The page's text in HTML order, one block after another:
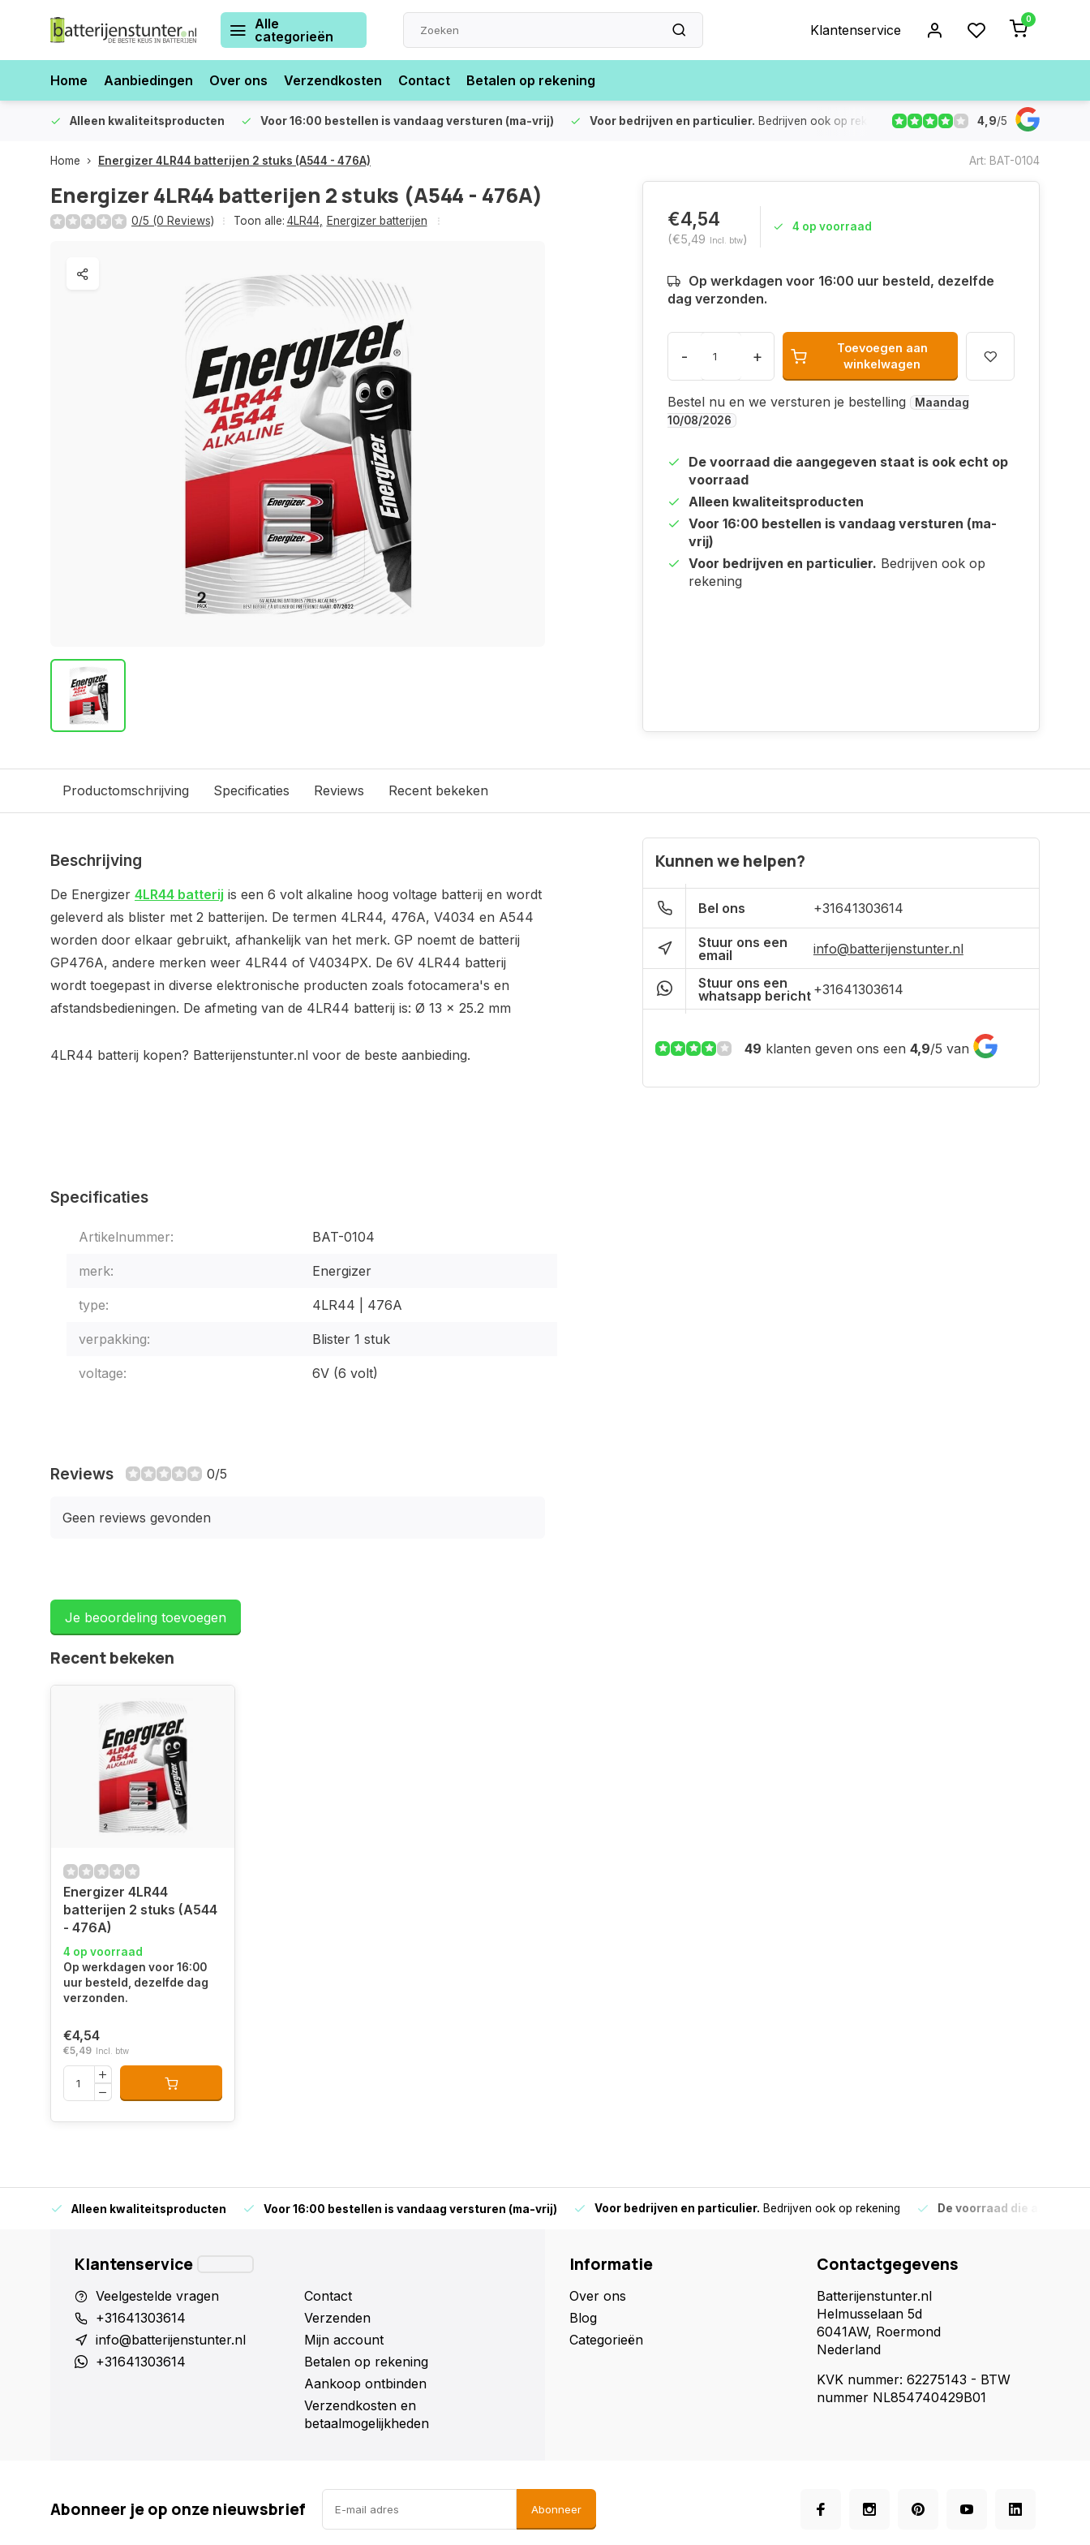
Alle
categorieën
Klantenservice
0
Home Aanbiedingen Over ons Verzendkosten Contact Betalen op rekening
Alleen kwaliteitsproducten Voor 16:00 bestellen is vandaag versturen (ma-vrij) Voor bedrijven en particulier. Bedrijven ook op rekening De voorraad die
4,9/5
Home Energizer 4LR44 batterijen 2 stuks (A544 - 476A) Art: BAT-0104
Energizer 4LR44 batterijen 2 stuks (A544 - 476A)
0/5 (0 Reviews) Toon alle: 4LR44, Energizer batterijen €4,54
(€5,49 Incl. btw)
4 op voorraad
Op werkdagen voor 16:00 uur besteld, dezelfde
dag verzonden.
- +
Toevoegen aan
winkelwagen
Bestel nu en we versturen je bestelling
Maandag
10/08/2026
De voorraad die aangegeven staat is ook echt op
voorraad
Alleen kwaliteitsproducten
Voor 16:00 bestellen is vandaag versturen (ma-
vrij)
Voor bedrijven en particulier. Bedrijven ook op
rekening
Productomschrijving Specificaties Reviews Recent bekeken
Beschrijving
De Energizer 4LR44 batterij is een 6 volt alkaline hoog voltage batterij en wordt
geleverd als blister met 2 batterijen. De termen 4LR44, 476A, V4034 en A544
worden door elkaar gebruikt, afhankelijk van het merk. GP noemt de batterij
GP476A, andere merken weer 4LR44 of V4034PX. De 6V 4LR44 batterij
wordt toegepast in diverse elektronische producten zoals fotocamera's en
afstandsbedieningen. De afmeting van de 4LR44 batterij is: Ø 13 x 25.2 mm
4LR44 batterij kopen? Batterijenstunter.nl voor de beste aanbieding.
Specificaties
Artikelnummer: BAT-0104
merk: Energizer
type: 4LR44 | 476A
verpakking: Blister 1 stuk
voltage: 6V (6 volt)
Reviews 0/5
Geen reviews gevonden
Je beoordeling toevoegen
Kunnen we helpen?
Bel ons +31641303614
Stuur ons een
email
info@batterijenstunter.nl
Stuur ons een
whatsapp bericht +31641303614
49 klanten geven ons een 4,9/5 van
Recent bekeken
Energizer 4LR44
batterijen 2 stuks (A544
- 476A)
4 op voorraad
Op werkdagen voor 16:00
uur besteld, dezelfde dag
verzonden.
€4,54
€5,49 Incl. btw
Alleen kwaliteitsproducten Voor 16:00 bestellen is vandaag versturen (ma-vrij) Voor bedrijven en particulier. Bedrijven ook op rekening De voorraad die
Klantenservice
Veelgestelde vragen
+31641303614
info@batterijenstunter.nl
+31641303614
Contact
Verzenden
Mijn account
Betalen op rekening
Aankoop ontbinden
Verzendkosten en
betaalmogelijkheden
Informatie
Over ons
Blog
Categorieën
Contactgegevens
Batterijenstunter.nl
Helmusselaan 5d
6041AW, Roermond
Nederland
KVK nummer: 62275143 - BTW
nummer NL854740429B01
Abonneer je op onze nieuwsbrief Abonneer